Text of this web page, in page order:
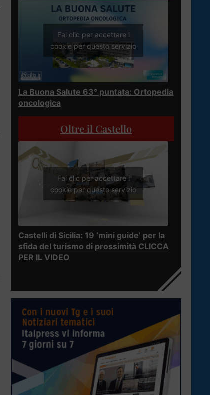
Fai clic per accettare i
cookie per questo servizio
La Buona Salute 63° puntata: Ortopedia
oncologica
Oltre il Castello
Fai clic per accettare i
cookie per questo servizio
Castelli di Sicilia: 19 ‘mini guide’ per la
sfida del turismo di prossimità CLICCA
PER IL VIDEO